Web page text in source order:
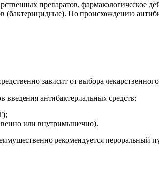
препаратов, фармакологическое
(бактерицидные). По происхождению
зависит от выбора
введения антибактериальных средств:
или внутримышечно).
рекомендуется пероральный